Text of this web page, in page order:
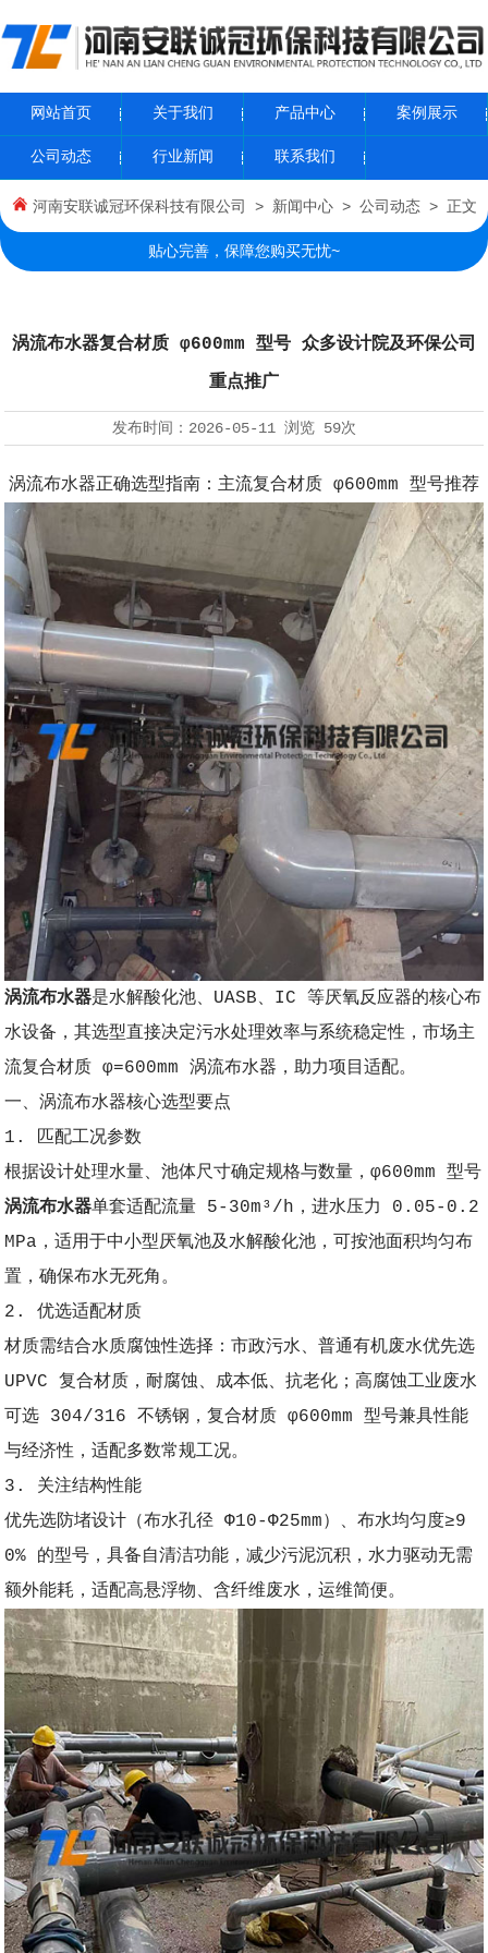
网站首页 关于我们 产品中心 案例展示
公司动态 行业新闻 联系我们
河南安联诚冠环保科技有限公司 > 新闻中心> 公司动态> 正文
贴心完善，保障您购买无忧~
涡流布水器复合材质 φ600mm 型号 众多设计院及环保公司
重点推广
发布时间： 2026-05-11 浏览 59次
涡流布水器正确选型指南：主流复合材质 φ600mm 型号推荐
涡流布水器是水解酸化池、UASB、IC 等厌氧反应器的核心布
水设备，其选型直接决定污水处理效率与系统稳定性，市场主
流复合材质 φ=600mm 涡流布水器，助力项目适配。
一、涡流布水器核心选型要点
1. 匹配工况参数
根据设计处理水量、池体尺寸确定规格与数量，φ600mm 型号
涡流布水器单套适配流量 5-30m³/h，进水压力 0.05-0.2
MPa，适用于中小型厌氧池及水解酸化池，可按池面积均匀布
置，确保布水无死角。
2. 优选适配材质
材质需结合水质腐蚀性选择：市政污水、普通有机废水优先选
UPVC 复合材质，耐腐蚀、成本低、抗老化；高腐蚀工业废水
可选 304/316 不锈钢，复合材质 φ600mm 型号兼具性能
与经济性，适配多数常规工况。
3. 关注结构性能
优先选防堵设计（布水孔径 Φ10-Φ25mm）、布水均匀度≥9
0% 的型号，具备自清洁功能，减少污泥沉积，水力驱动无需
额外能耗，适配高悬浮物、含纤维废水，运维简便。